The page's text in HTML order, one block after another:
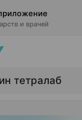
и врачей